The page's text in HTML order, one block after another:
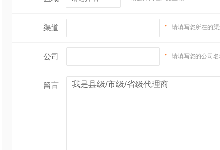
渠道 * 请填写您所在的
公司 * 请填写您的公司
留言